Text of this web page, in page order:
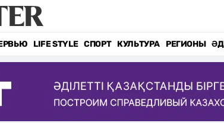
LIFE STYLE СПОРТ КУЛЬТУРА РЕГИОНЫ